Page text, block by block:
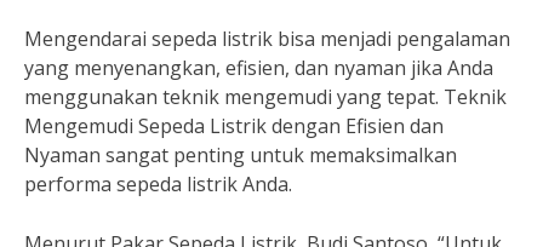
Mengendarai sepeda listrik bisa menjadi pengalaman
yang menyenangkan, efisien, dan nyaman jika Anda
menggunakan teknik mengemudi yang tepat. Teknik
Mengemudi Sepeda Listrik dengan Efisien dan
Nyaman sangat penting untuk memaksimalkan
performa sepeda listrik Anda.